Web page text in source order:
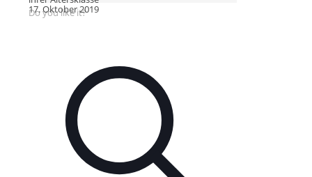
Do you like it?
17. Oktober 2019